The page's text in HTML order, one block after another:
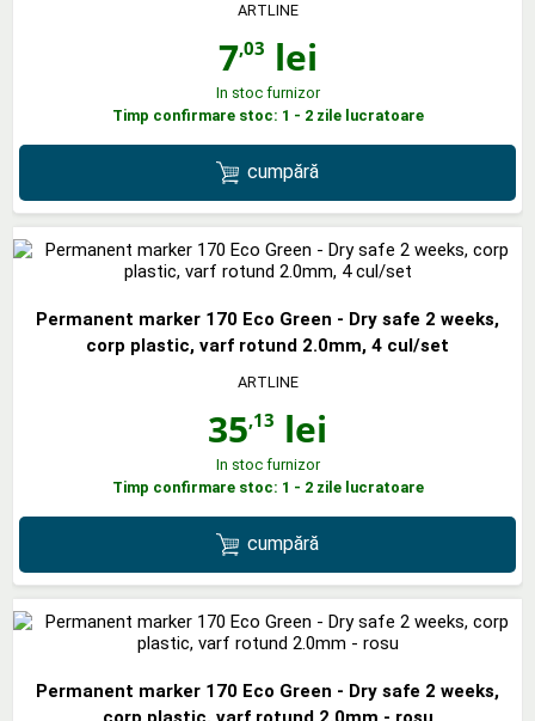
ARTLINE
7,03 lei
In stoc furnizor
Timp confirmare stoc: 1 - 2 zile lucratoare
cumpără
Permanent marker 170 Eco Green - Dry safe 2 weeks,
corp plastic, varf rotund 2.0mm, 4 cul/set
ARTLINE
35,13 lei
In stoc furnizor
Timp confirmare stoc: 1 - 2 zile lucratoare
cumpără
Permanent marker 170 Eco Green - Dry safe 2 weeks,